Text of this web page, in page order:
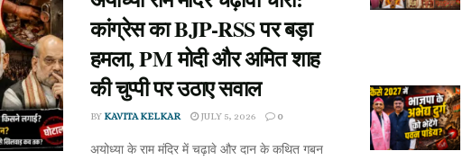
कांग्रेस का BJP-RSS पर बड़ा
हमला, PM मोदी और अमित शाह
की चुप्पी पर उठाए सवाल
BY KAVITA KELKAR JULY 5, 2026 0
अयोध्या के राम मंदिर में चढ़ावे और दान के कथित गबन